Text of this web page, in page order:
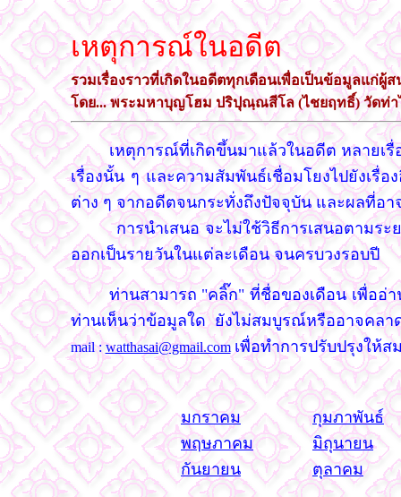
เหตุการณ์ในอดีต
รวมเรื่องราวที่เกิดในอดีตทุกเดือนเพื่อเป็นข้อมูลแก่ผู้
โดย... พระมหาบุญโฮม ปริปุณฺณสีโล (ไชยฤทธิ์) วัดท่า
เหตุการณ์ที่เกิดขึ้นมาแล้วในอดีต หลายเรื่
เรื่องนั้น ๆ และความสัมพันธ์เชื่อมโยงไปยังเรื่
ต่าง ๆ จากอดีตจนกระทั่งถึงปัจจุบัน และผลที่อ
การนำเสนอ จะไม่ใช้วิธีการเสนอตามร
ออกเป็นรายวันในแต่ละเดือน จนครบวงรอบปี
ท่านสามารถ "คลิ๊ก" ที่ชื่อของเดือน เพื่ออ่
ท่านเห็นว่าข้อมูลใด ยังไม่สมบูรณ์หรืออาจคล
mail :watthasai@gmail.com เพื่อทำการปรับปรุงให้
มกราคม
กุมภาพันธ์
พฤษภาคม
มิถุนายน
กันยายน
ตุลาคม